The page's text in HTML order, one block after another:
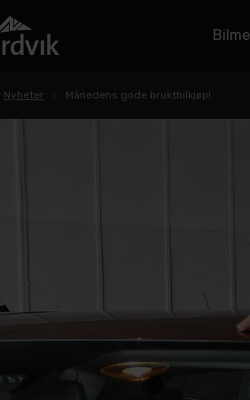
Nyheter ​Månedens gode bruktbilkjøp!